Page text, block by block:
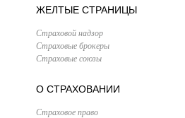
ЖЕЛТЫЕ СТРАНИЦЫ
Страховой надзор
Страховые брокеры
Страховые союзы
О СТРАХОВАНИИ
Страховое право